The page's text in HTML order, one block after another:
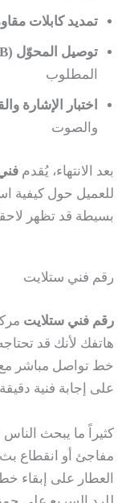
تمديد كابلات
توصيل المحوّل (LNB)
المطلوب
اختبار الإشارة
والصوت
بعد الانتهاء، يُقدم
للعميل حول كيفية
بسيطة قد تظهر
رقم فني ستلايت
رقم فني ستلايت
هاتفك لأنك قد
خط تواصل مباشر
على إجابة فنية
كثيراً ما يبحث
مفاجئ أو انقطاع
العطار على إبقاء